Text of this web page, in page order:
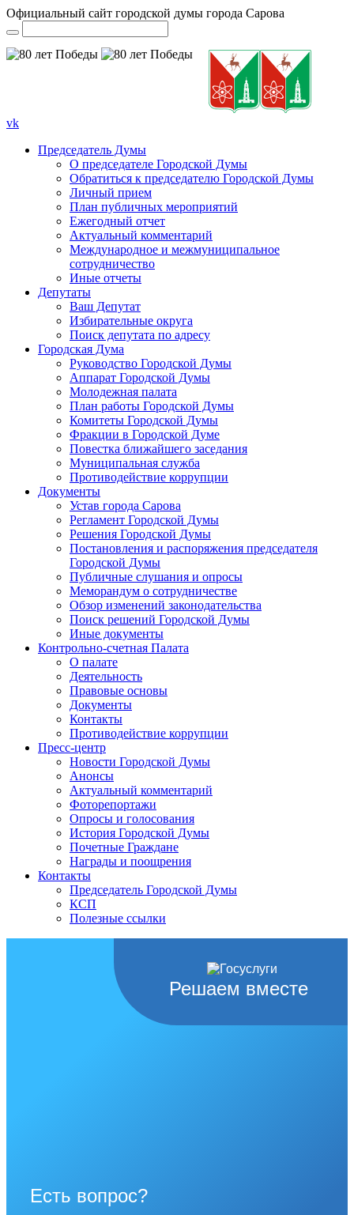
Официальный сайт городской думы города Сарова
vk
Председатель Думы
О председателе Городской Думы
Обратиться к председателю Городской Думы
Личный прием
План публичных мероприятий
Ежегодный отчет
Актуальный комментарий
Международное и межмуниципальное
сотрудничество
Иные отчеты
Депутаты
Ваш Депутат
Избирательные округа
Поиск депутата по адресу
Городская Дума
Руководство Городской Думы
Аппарат Городской Думы
Молодежная палата
План работы Городской Думы
Комитеты Городской Думы
Фракции в Городской Думе
Повестка ближайшего заседания
Муниципальная служба
Противодействие коррупции
Документы
Устав города Сарова
Регламент Городской Думы
Решения Городской Думы
Постановления и распоряжения председателя
Городской Думы
Публичные слушания и опросы
Меморандум о сотрудничестве
Обзор изменений законодательства
Поиск решений Городской Думы
Иные документы
Контрольно-счетная Палата
О палате
Деятельность
Правовые основы
Документы
Контакты
Противодействие коррупции
Пресс-центр
Новости Городской Думы
Анонсы
Актуальный комментарий
Фоторепортажи
Опросы и голосования
История Городской Думы
Почетные Граждане
Награды и поощрения
Контакты
Председатель Городской Думы
КСП
Полезные ссылки
Решаем вместе
Есть вопрос?